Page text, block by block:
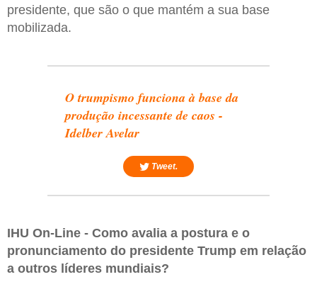
presidente, que são o que mantém a sua base
mobilizada.
O trumpismo funciona à base da
produção incessante de caos -
Idelber Avelar
Tweet.
IHU On-Line - Como avalia a postura e o
pronunciamento do presidente Trump em relação
a outros líderes mundiais?